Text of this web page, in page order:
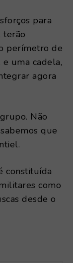
para
terão
perímetro de
uma cadela,
agora
Não
que
constituída
como
desde o